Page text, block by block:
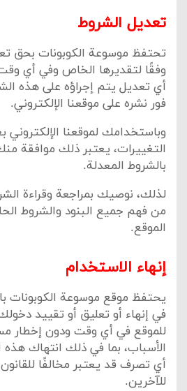
تعديل الشروط
تحتفظ موسوعة الكوبونات بحق
وفقًا لتقديرها الخاص وفي أي وقت
أي تعديل يتم إجراؤه على هذه
فور نشره على موقعنا الإلكتروني.
وباستخدامك لموقعنا الإلكتروني
التغييرات، يعتبر ذلك موافقة
بالشروط المعدلة.
لذلك، نوصيك بمراجعة وقراءة
من فهم جميع البنود والشروط
الموقع.
إنهاء الاستخدام
يحتفظ موقع موسوعة الكوبونات
في إنهاء أو تعليق أو تقييد
للموقع في أي وقت ودون إخطار
الأسباب، بما في ذلك انتهاك هذه
أي تصرف قد يعتبر مخالفًا
للآخرين.